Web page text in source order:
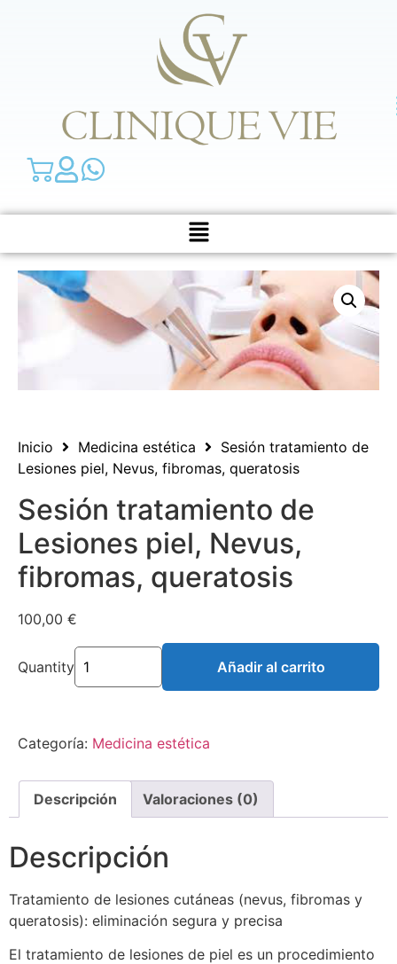
Inicio Medicina estética
Sesión tratamiento de
Lesiones piel, Nevus, fibromas, queratosis
Sesión tratamiento de
Lesiones piel, Nevus,
fibromas, queratosis
100,00 €
Quantity Añadir al carrito
Categoría: Medicina estética
Descripción Valoraciones (0)
Descripción
Tratamiento de lesiones cutáneas (nevus, fibromas y
queratosis): eliminación segura y precisa
El tratamiento de lesiones de piel es un procedimiento